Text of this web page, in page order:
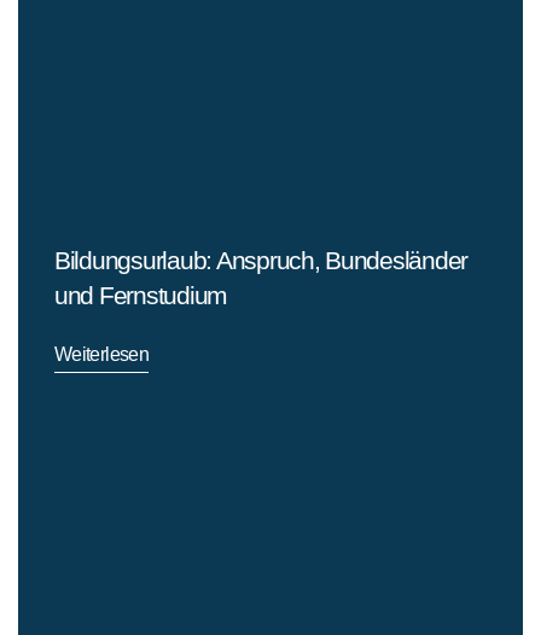
Bildungsurlaub: Anspruch, Bundesländer
und Fernstudium
Weiterlesen